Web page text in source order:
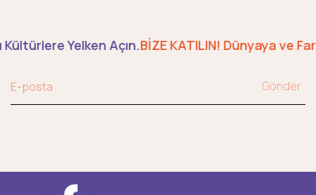
Yelken Açın.BİZE KATILIN! Dünyaya ve
Gönder